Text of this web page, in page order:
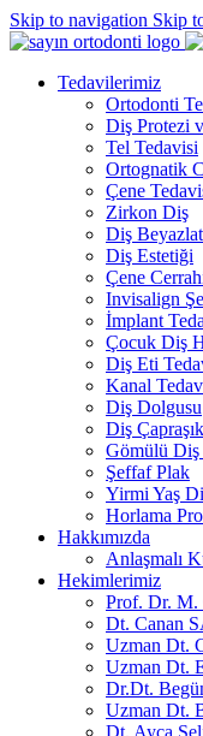
Skip to navigation Skip
Tedavilerimiz
Ortodonti
Diş Protezi
Tel Tedavisi
Ortognatik
Çene
Zirkon Diş
Diş
Diş Estetiği
Çene
Invisalign
İmplant
Çocuk Diş
Diş Eti
Kanal
Diş Dolgusu
Diş
Gömülü Diş
Şeffaf Plak
Yirmi Yaş
Horlama
Hakkımızda
Anlaşmalı
Hekimlerimiz
Prof. Dr.
Dt. Canan
Uzman Dt.
Uzman Dt.
Dr.Dt.
Uzman Dt.
Dt. Ayça